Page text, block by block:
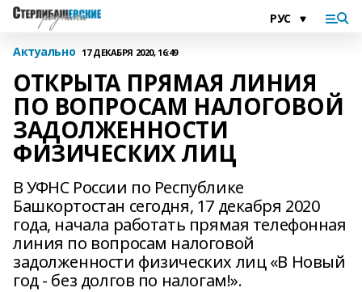
Актуально 17 ДЕКАБРЯ 2020, 16:49
ОТКРЫТА ПРЯМАЯ ЛИНИЯ
ПО ВОПРОСАМ НАЛОГОВОЙ
ЗАДОЛЖЕННОСТИ
ФИЗИЧЕСКИХ ЛИЦ
В УФНС России по Республике
Башкортостан сегодня, 17 декабря 2020
года, начала работать прямая телефонная
линия по вопросам налоговой
задолженности физических лиц «В Новый
год - без долгов по налогам!».